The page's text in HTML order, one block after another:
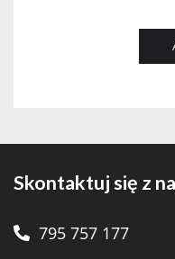
Skontaktuj się z
795 757 177